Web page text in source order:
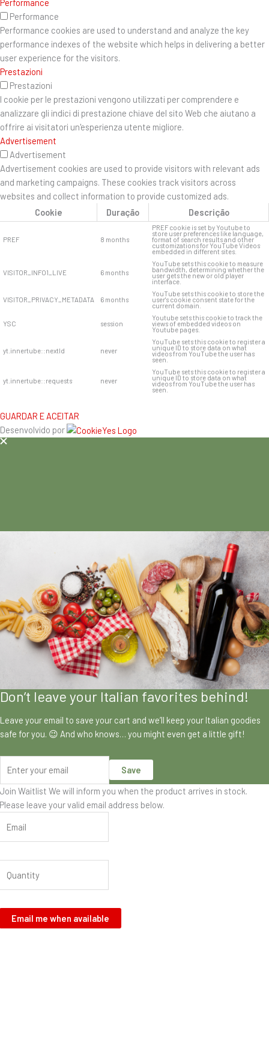
Performance
Performance
Performance cookies are used to understand and analyze the key
performance indexes of the website which helps in delivering a better
user experience for the visitors.
Prestazioni
Prestazioni
I cookie per le prestazioni vengono utilizzati per comprendere e
analizzare gli indici di prestazione chiave del sito Web che aiutano a
offrire ai visitatori un'esperienza utente migliore.
Advertisement
Advertisement
Advertisement cookies are used to provide visitors with relevant ads
and marketing campaigns. These cookies track visitors across
websites and collect information to provide customized ads.
Cookie
Duração Descrição
PREF 8 months
PREF cookie is set by Youtube to
store user preferences like language,
format of search results and other
customizations for YouTube Videos
embedded in different sites.
VISITOR_INFO1_LIVE 6 months
YouTube sets this cookie to measure
bandwidth, determining whether the
user gets the new or old player
interface.
VISITOR_PRIVACY_METADATA 6 months
YouTube sets this cookie to store the
user's cookie consent state for the
current domain.
YSC session
Youtube sets this cookie to track the
views of embedded videos on
Youtube pages.
yt.innertube::nextId never
YouTube sets this cookie to register a
unique ID to store data on what
videos from YouTube the user has
seen.
yt.innertube::requests never
YouTube sets this cookie to register a
unique ID to store data on what
videos from YouTube the user has
seen.
GUARDAR E ACEITAR
Desenvolvido por
Don’t leave your Italian favorites behind!
Leave your email to save your cart and we’ll keep your Italian goodies
safe for you. 😉 And who knows… you might even get a little gift!
Save
Join Waitlist We will inform you when the product arrives in stock.
Please leave your valid email address below.
Email me when available